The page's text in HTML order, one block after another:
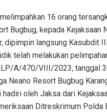
16 orang
Bugbug, kepada Kejaksaan
dipimpin langsung Kasubdit
telah melakukan
A/470/VIII/2023, tanggal
Neano Resort Bugbug
oleh Jaksa dari
Ditreskrimum Polda